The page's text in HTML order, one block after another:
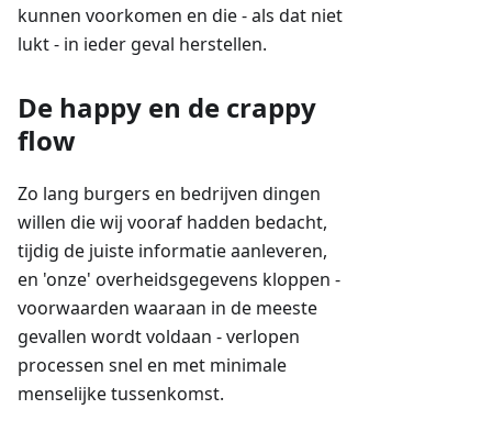
kunnen voorkomen en die - als dat niet
lukt - in ieder geval herstellen.
De happy en de crappy
flow
Zo lang burgers en bedrijven dingen
willen die wij vooraf hadden bedacht,
tijdig de juiste informatie aanleveren,
en 'onze' overheidsgegevens kloppen -
voorwaarden waaraan in de meeste
gevallen wordt voldaan - verlopen
processen snel en met minimale
menselijke tussenkomst.